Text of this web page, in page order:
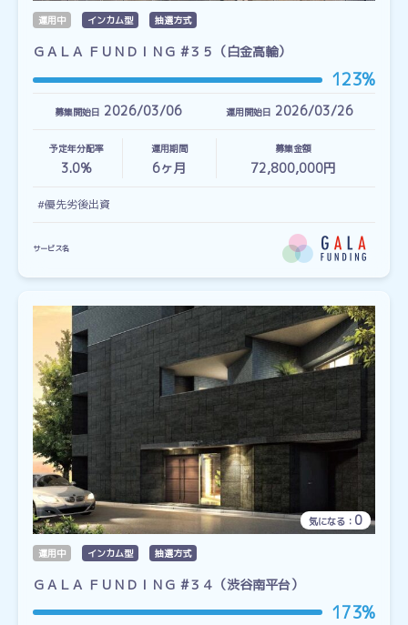
運用中 インカム型 抽選方式
ＧＡＬＡ ＦＵＮＤＩＮＧ #３５（白金高輪）
123%
募集開始日 2026/03/06 運用開始日 2026/03/26
予定年分配率
3.0%
運用期間
6ヶ月
募集金額
72,800,000円
#優先劣後出資
サービス名
気になる： 0
運用中 インカム型 抽選方式
ＧＡＬＡ ＦＵＮＤＩＮＧ #３４（渋谷南平台）
173%